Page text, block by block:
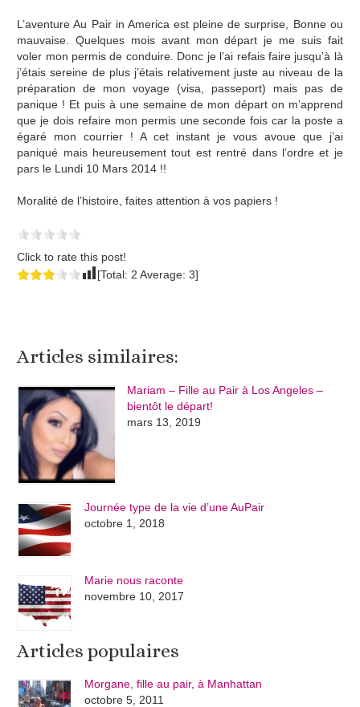
L’aventure Au Pair in America est pleine de surprise, Bonne ou
mauvaise. Quelques mois avant mon départ je me suis fait
voler mon permis de conduire. Donc je l’ai refais faire jusqu’à là
j’étais sereine de plus j’étais relativement juste au niveau de la
préparation de mon voyage (visa, passeport) mais pas de
panique ! Et puis à une semaine de mon départ on m’apprend
que je dois refaire mon permis une seconde fois car la poste a
égaré mon courrier ! A cet instant je vous avoue que j’ai
paniqué mais heureusement tout est rentré dans l’ordre et je
pars le Lundi 10 Mars 2014 !!
Moralité de l’histoire, faites attention à vos papiers !
Click to rate this post!
[Total:2 Average:3]
Articles similaires:
Mariam – Fille au Pair à Los Angeles –
bientôt le départ!
mars 13, 2019
Journée type de la vie d’une AuPair
octobre 1, 2018
Marie nous raconte
novembre 10, 2017
Articles populaires
Morgane, fille au pair, à Manhattan
octobre 5, 2011